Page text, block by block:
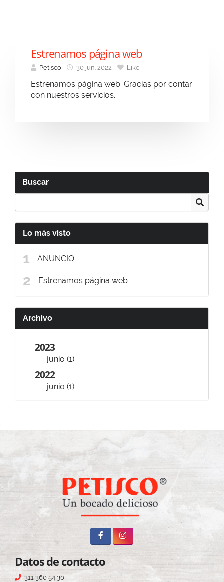
Estrenamos página web
Petisco 30 jun. 2022 Like
Estrenamos página web. Gracias por contar
con nuestros servicios.
Buscar
Lo más visto
ANUNCIO
Estrenamos página web
Archivo
2023
junio (1)
2022
junio (1)
Datos de contacto
311 360 54 30